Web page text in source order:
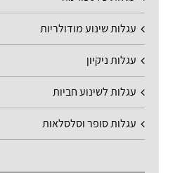
עגלות שינוע מודולריות
עגלות ניקיון
עגלות לשינוע חביות
עגלות סופר וסלסלאות